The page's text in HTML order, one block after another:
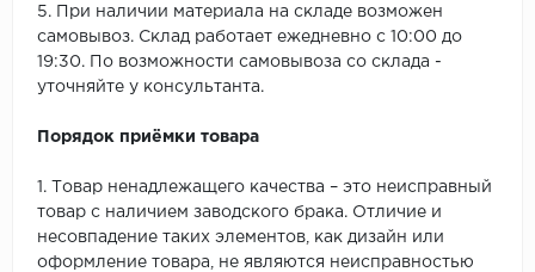
5. При наличии материала на складе возможен
самовывоз. Склад работает ежедневно с 10:00 до
19:30. По возможности самовывоза со склада -
уточняйте у консультанта.
Порядок приёмки товара
1. Товар ненадлежащего качества – это неисправный
товар с наличием заводского брака. Отличие и
несовпадение таких элементов, как дизайн или
оформление товара, не являются неисправностью